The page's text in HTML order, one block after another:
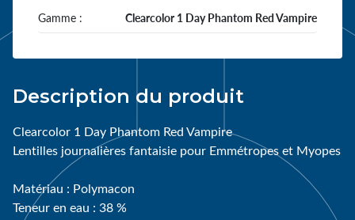
Gamme : Clearcolor 1 Day Phantom Red Vampire
Description du produit
Clearcolor 1 Day Phantom Red Vampire
Lentilles journalières fantaisie pour Emmétropes et Myopes
Matériau : Polymacon
Teneur en eau : 38 %